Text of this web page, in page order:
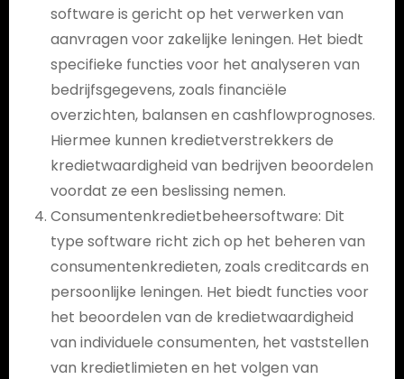
software is gericht op het verwerken van
aanvragen voor zakelijke leningen. Het biedt
specifieke functies voor het analyseren van
bedrijfsgegevens, zoals financiële
overzichten, balansen en cashflowprognoses.
Hiermee kunnen kredietverstrekkers de
kredietwaardigheid van bedrijven beoordelen
voordat ze een beslissing nemen.
Consumentenkredietbeheersoftware: Dit
type software richt zich op het beheren van
consumentenkredieten, zoals creditcards en
persoonlijke leningen. Het biedt functies voor
het beoordelen van de kredietwaardigheid
van individuele consumenten, het vaststellen
van kredietlimieten en het volgen van